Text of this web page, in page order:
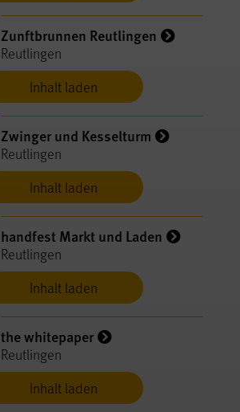
Inhalt laden
Zunftbrunnen Reutlingen
Reutlingen
Inhalt laden
Zwinger und Kesselturm
Reutlingen
Inhalt laden
handfest Markt und Laden
Reutlingen
Inhalt laden
the whitepaper
Reutlingen